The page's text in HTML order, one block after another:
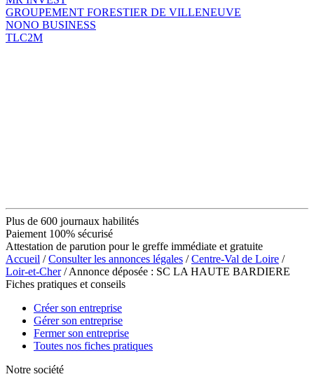
GROUPEMENT FORESTIER DE VILLENEUVE
NONO BUSINESS
TLC2M
Plus de 600 journaux habilités
Paiement 100% sécurisé
Attestation de parution pour le greffe immédiate et gratuite
Accueil /Consulter les annonces légales /Centre-Val de Loire /
Loir-et-Cher/ Annonce déposée : SC LA HAUTE BARDIERE
Fiches pratiques et conseils
Créer son entreprise
Gérer son entreprise
Fermer son entreprise
Toutes nos fiches pratiques
Notre société